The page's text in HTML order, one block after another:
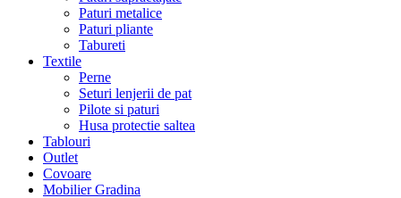
Paturi metalice
Paturi pliante
Tabureti
Textile
Perne
Seturi lenjerii de pat
Pilote si paturi
Husa protectie saltea
Tablouri
Outlet
Covoare
Mobilier Gradina